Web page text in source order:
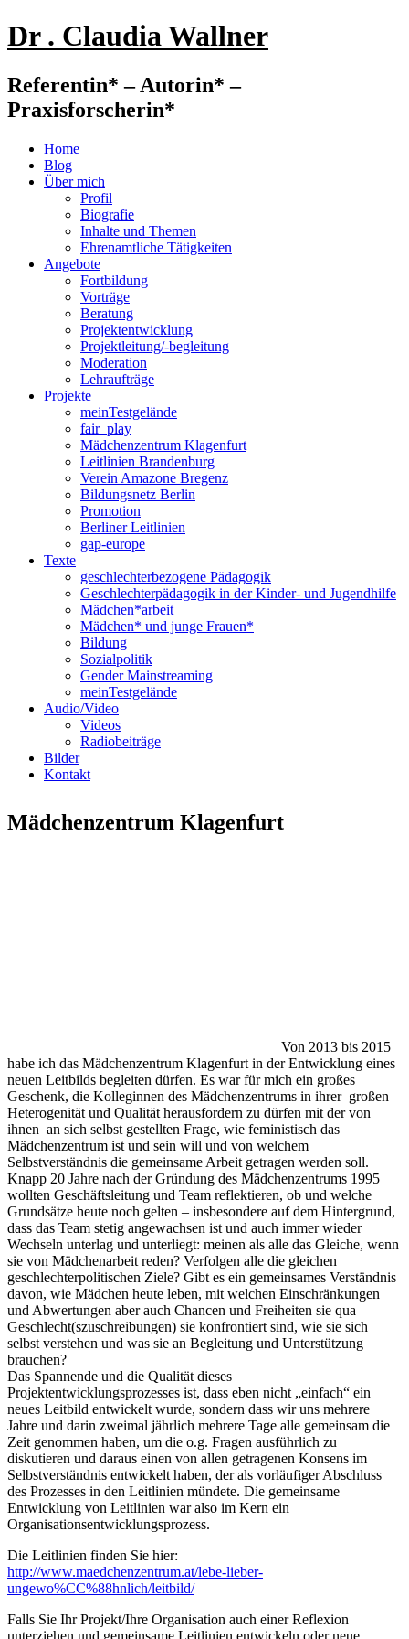
Dr . Claudia Wallner
Referentin* – Autorin* –
Praxisforscherin*
Home
Blog
Über mich
Profil
Biografie
Inhalte und Themen
Ehrenamtliche Tätigkeiten
Angebote
Fortbildung
Vorträge
Beratung
Projektentwicklung
Projektleitung/-begleitung
Moderation
Lehraufträge
Projekte
meinTestgelände
fair_play
Mädchenzentrum Klagenfurt
Leitlinien Brandenburg
Verein Amazone Bregenz
Bildungsnetz Berlin
Promotion
Berliner Leitlinien
gap-europe
Texte
geschlechterbezogene Pädagogik
Geschlechterpädagogik in der Kinder- und Jugendhilfe
Mädchen*arbeit
Mädchen* und junge Frauen*
Bildung
Sozialpolitik
Gender Mainstreaming
meinTestgelände
Audio/Video
Videos
Radiobeiträge
Bilder
Kontakt
Mädchenzentrum Klagenfurt
Von 2013 bis 2015
habe ich das Mädchenzentrum Klagenfurt in der Entwicklung eines
neuen Leitbilds begleiten dürfen. Es war für mich ein großes
Geschenk, die Kolleginnen des Mädchenzentrums in ihrer großen
Heterogenität und Qualität herausfordern zu dürfen mit der von
ihnen an sich selbst gestellten Frage, wie feministisch das
Mädchenzentrum ist und sein will und von welchem
Selbstverständnis die gemeinsame Arbeit getragen werden soll.
Knapp 20 Jahre nach der Gründung des Mädchenzentrums 1995
wollten Geschäftsleitung und Team reflektieren, ob und welche
Grundsätze heute noch gelten – insbesondere auf dem Hintergrund,
dass das Team stetig angewachsen ist und auch immer wieder
Wechseln unterlag und unterliegt: meinen als alle das Gleiche, wenn
sie von Mädchenarbeit reden? Verfolgen alle die gleichen
geschlechterpolitischen Ziele? Gibt es ein gemeinsames Verständnis
davon, wie Mädchen heute leben, mit welchen Einschränkungen
und Abwertungen aber auch Chancen und Freiheiten sie qua
Geschlecht(szuschreibungen) sie konfrontiert sind, wie sie sich
selbst verstehen und was sie an Begleitung und Unterstützung
brauchen?
Das Spannende und die Qualität dieses
Projektentwicklungsprozesses ist, dass eben nicht „einfach“ ein
neues Leitbild entwickelt wurde, sondern dass wir uns mehrere
Jahre und darin zweimal jährlich mehrere Tage alle gemeinsam die
Zeit genommen haben, um die o.g. Fragen ausführlich zu
diskutieren und daraus einen von allen getragenen Konsens im
Selbstverständnis entwickelt haben, der als vorläufiger Abschluss
des Prozesses in den Leitlinien mündete. Die gemeinsame
Entwicklung von Leitlinien war also im Kern ein
Organisationsentwicklungsprozess.
Die Leitlinien finden Sie hier:
http://www.maedchenzentrum.at/lebe-lieber-
ungewo%CC%88hnlich/leitbild/
Falls Sie Ihr Projekt/Ihre Organisation auch einer Reflexion
unterziehen und gemeinsame Leitlinien entwickeln oder neue